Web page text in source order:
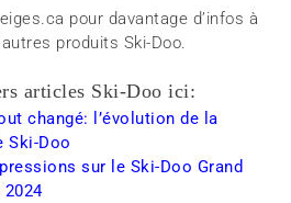
pour davantage d’infos à
produits Ski-Doo.
articles Ski-Doo ici:
changé: l’évolution de la
Ski-Doo
sur le Ski-Doo Grand